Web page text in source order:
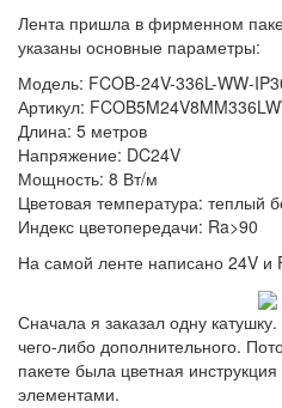
Лента пришла в фирменном
указаны основные параметры:
Модель: FCOB-24V-336L-WW-
Артикул:
Длина: 5 метров
Напряжение: DC24V
Мощность: 8 Вт/м
Цветовая температура: теплый
Индекс цветопередачи: Ra>90
На самой ленте написано 24V и
Сначала я заказал одну
чего-либо дополнительного.
пакете была цветная
элементами.